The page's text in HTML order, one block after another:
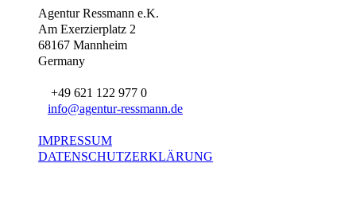
Agentur Ressmann e.K.
Am Exerzierplatz 2
68167 Mannheim
Germany
+49 621 122 977 0
info@agentur-ressmann.de
IMPRESSUM
DATENSCHUTZERKLÄRUNG